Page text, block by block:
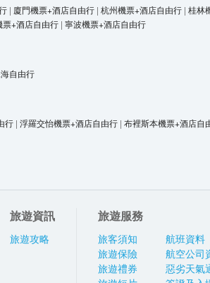
| 廈門機票+酒店自由行 | 杭州機票+酒店自由行 | 桂林
票+酒店自由行 | 寧波機票+酒店自由行
自由行
行 | 浮羅交怡機票+酒店自由行 | 布裡斯本機票+酒店自
旅遊資訊
旅遊攻略
旅遊服務
旅客須知
旅遊保險
旅遊禮券
航班資料
航空公司
惡劣天氣